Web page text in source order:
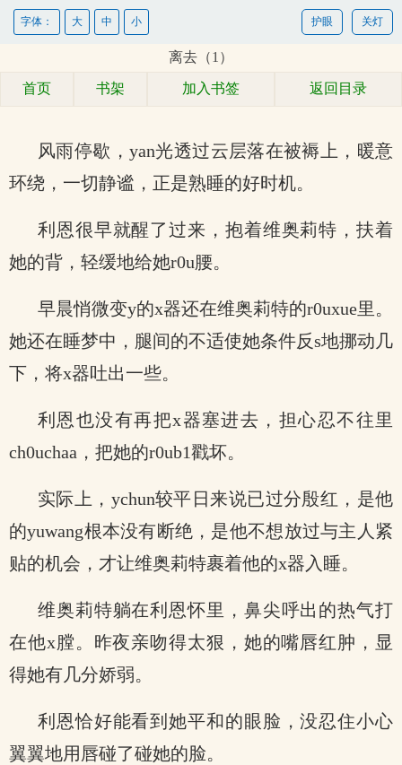
关灯
护眼
字体： 大 中 小
离去（1）
首页 书架 加入书签 返回目录
风雨停歇，yan光透过云层落在被褥上，暖意
环绕，一切静谧，正是熟睡的好时机。
利恩很早就醒了过来，抱着维奥莉特，扶着
她的背，轻缓地给她r0u腰。
早晨悄微变y的x器还在维奥莉特的r0uxue里。
她还在睡梦中，腿间的不适使她条件反s地挪动几
下，将x器吐出一些。
利恩也没有再把x器塞进去，担心忍不往里
ch0uchaa，把她的r0ub1戳坏。
实际上，ychun较平日来说已过分殷红，是他
的yuwang根本没有断绝，是他不想放过与主人紧
贴的机会，才让维奥莉特裹着他的x器入睡。
维奥莉特躺在利恩怀里，鼻尖呼出的热气打
在他x膛。昨夜亲吻得太狠，她的嘴唇红肿，显
得她有几分娇弱。
利恩恰好能看到她平和的眼脸，没忍住小心
翼翼地用唇碰了碰她的脸。